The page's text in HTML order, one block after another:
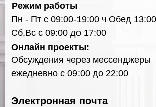
Пн - Пт с 09:00-19:00 ч Обед
Сб,Вс с 09:00 до 17:00
Электронная почта
Онлайн проекты:
ежедневно с 09:00 до 22:00
Обсуждения через мессенджеры
Режим работы